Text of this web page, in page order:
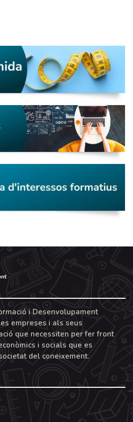
i Desenvolupament
empreses i als seus
que necessiten per fer front
i socials que es
del coneixement.